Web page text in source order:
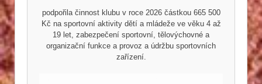
podpořila činnost klubu v roce 2026 částkou 665 500
Kč na sportovní aktivity dětí a mládeže ve věku 4 až
19 let, zabezpečení sportovní, tělovýchovné a
organizační funkce a provoz a údržbu sportovních
zařízení.